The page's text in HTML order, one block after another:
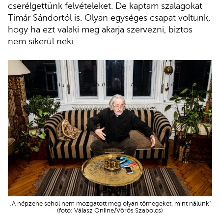
cserélgettünk felvételeket. De kaptam szalagokat
Timár Sándortól is. Olyan egységes csapat voltunk,
hogy ha ezt valaki meg akarja szervezni, biztos
nem sikerül neki.
„A népzene sehol nem mozgatott meg olyan tömegeket, mint nálunk”
(fotó: Válasz Online/Vörös Szabolcs)